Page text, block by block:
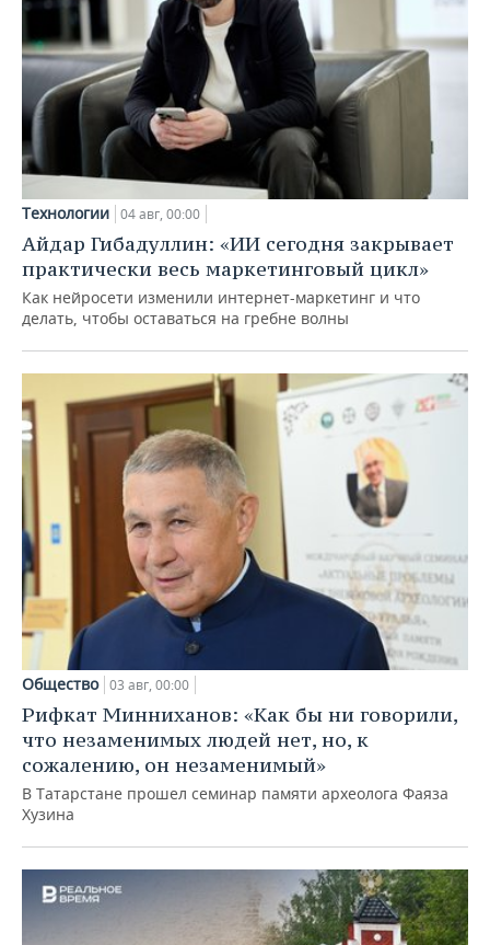
Технологии 04 авг, 00:00
Айдар Гибадуллин: «ИИ сегодня закрывает
практически весь маркетинговый цикл»
Как нейросети изменили интернет-маркетинг и что
делать, чтобы оставаться на гребне волны
Общество 03 авг, 00:00
Рифкат Минниханов: «Как бы ни говорили,
что незаменимых людей нет, но, к
сожалению, он незаменимый»
В Татарстане прошел семинар памяти археолога Фаяза
Хузина